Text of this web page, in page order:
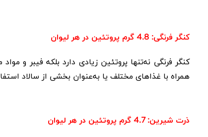
کنگر فرنگی: 4.8 گرم پروتئین در هر لیوان
کنگر فرنگی نه‌تنها پروتئین زیادی دارد بلکه فیبر و
همراه با غذاهای مختلف یا به‌عنوان بخشی از سالاد
ذرت شیرین: 4.7 گرم پروتئین در هر لیوان